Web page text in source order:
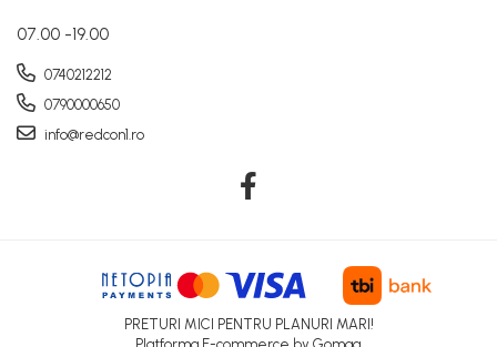
07.00 -19.00
0740212212
0790000650
info@redcon1.ro
PRETURI MICI PENTRU PLANURI MARI!